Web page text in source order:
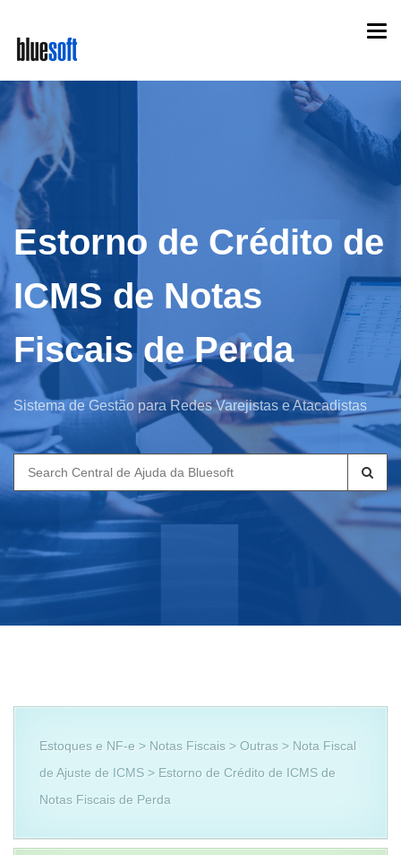
main
content
Estorno de Crédito de
ICMS de Notas
Fiscais de Perda
Sistema de Gestão para Redes Varejistas e Atacadistas
Search
for:
Estoques e NF-e > Notas Fiscais > Outras > Nota Fiscal
de Ajuste de ICMS > Estorno de Crédito de ICMS de
Notas Fiscais de Perda